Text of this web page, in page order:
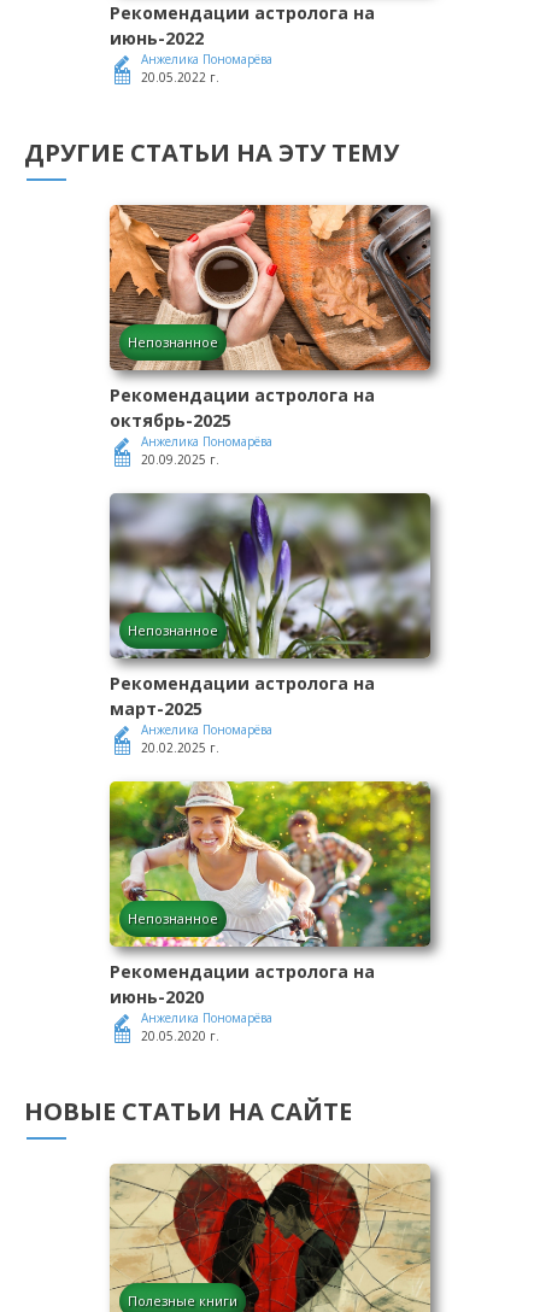
Рекомендации астролога на
июнь-2022
Анжелика Пономарёва
20.05.2022 г.
ДРУГИЕ СТАТЬИ НА ЭТУ ТЕМУ
Непознанное
Рекомендации астролога на
октябрь-2025
Анжелика Пономарёва
20.09.2025 г.
Непознанное
Рекомендации астролога на
март-2025
Анжелика Пономарёва
20.02.2025 г.
Непознанное
Рекомендации астролога на
июнь-2020
Анжелика Пономарёва
20.05.2020 г.
НОВЫЕ СТАТЬИ НА САЙТЕ
Полезные книги